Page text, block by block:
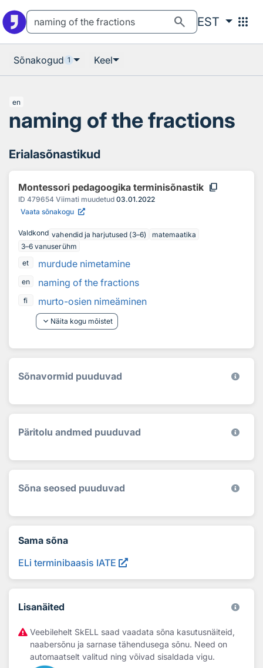
search EST apps
Sõnakogud 1 Keel
en
naming of the fractions
Erialasõnastikud
Montessori pedagoogika terminisõnastik content_copy
ID 479654 Viimati muudetud 03.01.2022
Vaata sõnakogu
Valdkond vahendid ja harjutused (3–6)
matemaatika
3–6 vanuserühm
et
murdude nimetamine
en naming of the fractions
fi
murto-osien nimeäminen
keyboard_arrow_down Näita kogu mõistet
Sõnavormid puuduvad
Päritolu andmed puuduvad
Sõna seosed puuduvad
Sama sõna
ELi terminibaasis IATE
Lisanäited
Veebilehelt SkELL saad vaadata sõna kasutusnäiteid,
naabersõnu ja sarnase tähendusega sõnu. Need on
automaatselt valitud ning võivad sisaldada vigu.